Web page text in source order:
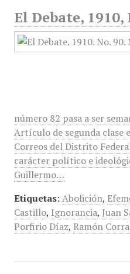
El Debate, 1910,
número 82 pasa a ser
Artículo de segunda clase
Correos del Distrito
carácter político e
Guillermo…
Etiquetas: Abolición,
Castillo, Ignorancia, Juan
Porfirio Díaz, Ramón